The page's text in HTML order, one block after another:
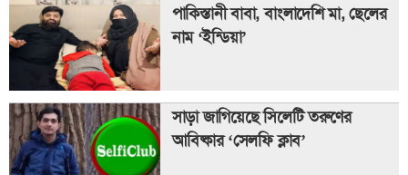
পাকিস্তানী বাবা, বাংলাদেশি মা, ছেলের
নাম ‘ইন্ডিয়া’
সাড়া জাগিয়েছে সিলেটি তরুণের
আবিষ্কার ‘সেলফি ক্লাব’